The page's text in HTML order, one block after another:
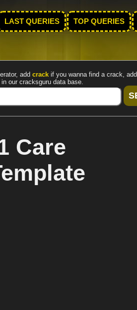
LAST QUERIES TOP QUERIES
add crack if you wanna find a crack, add
our cracksguru data base.
Care